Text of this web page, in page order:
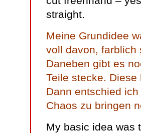
straight.
Meine Grundidee
voll davon, farblich
Daneben gibt es
Teile stecke.
Dann entschied
Chaos zu bringen
My basic idea was